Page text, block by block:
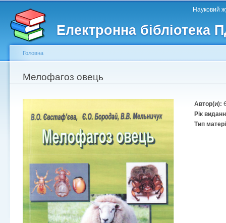
Електронна бібліотека
Головне меню Науковий
Другорядне меню
Ви є тут
Головна
Мелофагоз овець
Автор(и):
Рік
Тип